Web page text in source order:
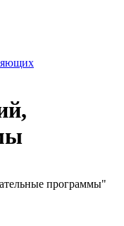
программы"